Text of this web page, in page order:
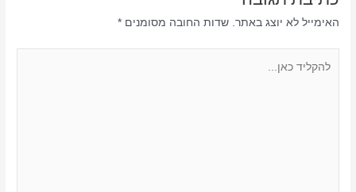
האימייל לא יוצג באתר. שדות החובה מסומנים*